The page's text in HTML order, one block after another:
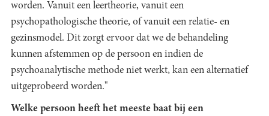
worden. Vanuit een leertheorie, vanuit een
psychopathologische theorie, of vanuit een relatie- en
gezinsmodel. Dit zorgt ervoor dat we de behandeling
kunnen afstemmen op de persoon en indien de
psychoanalytische methode niet werkt, kan een alternatief
uitgeprobeerd worden."
Welke persoon heeft het meeste baat bij een